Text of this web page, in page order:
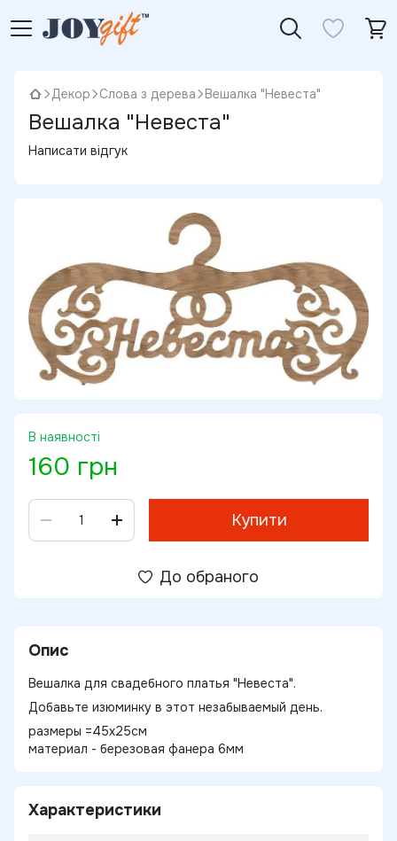
Декор Слова з дерева Вешалка "Невеста"
Вешалка "Невеста"
Написати відгук
В наявності
160 грн
Купити
До обраного
Опис
Вешалка для свадебного платья "Невеста".
Добавьте изюминку в этот незабываемый день.
размеры =45х25см
материал - березовая фанера 6мм
Характеристики